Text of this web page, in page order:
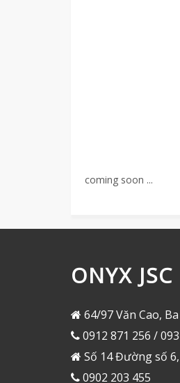
coming soon ...
ONYX JSC
64/97 Văn Cao,
0912 871 256 /
Số 14 Đường số
0902 203 455